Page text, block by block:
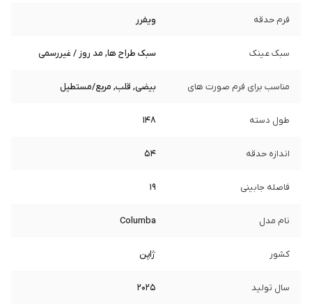
فرم حدقه ویفرر
سبک عینک سبک طراح ها, مد روز / غیررسمی
مناسب برای فرم صورت های بیضی, قلب, مربع/مستطیل
طول دسته 148
اندازه حدقه 54
فاصله جابینی 19
نام مدل Columba
کشور ژاپن
سال تولید 2025